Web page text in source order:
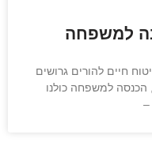
למשפחה
חיים להורים גרושים
הכנסה למשפחה כולנו
–